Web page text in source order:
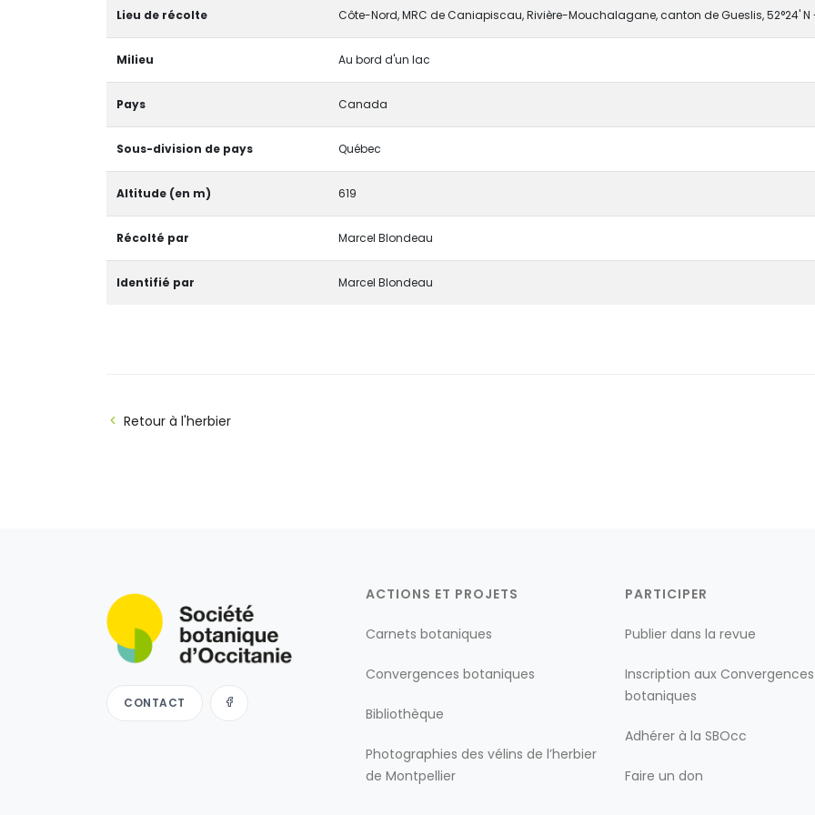
Lieu de récolte Côte-Nord, MRC de Caniapiscau, Rivière-Mouchalagane, canton de Gueslis, 52°24' N
Milieu Au bord d'un lac
Pays Canada
Sous-division de pays Québec
Altitude (en m) 619
Récolté par Marcel Blondeau
Identifié par Marcel Blondeau
Retour à l'herbier
CONTACT
ACTIONS ET PROJETS
Carnets botaniques
Convergences botaniques
Bibliothèque
Photographies des vélins de l’herbier
de Montpellier
PARTICIPER
Publier dans la revue
Inscription aux Convergences
botaniques
Adhérer à la SBOcc
Faire un don